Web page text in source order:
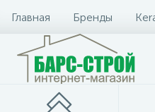
Главная Бренды